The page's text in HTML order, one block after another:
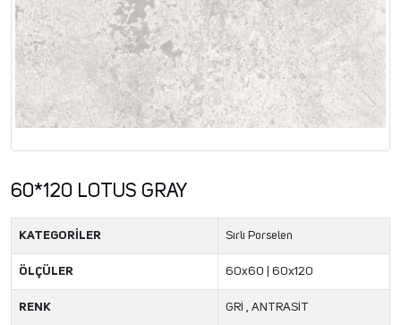
60*120 LOTUS GRAY
KATEGORİLER Sırlı Porselen
ÖLÇÜLER 60x60 | 60x120
RENK GRİ , ANTRASİT